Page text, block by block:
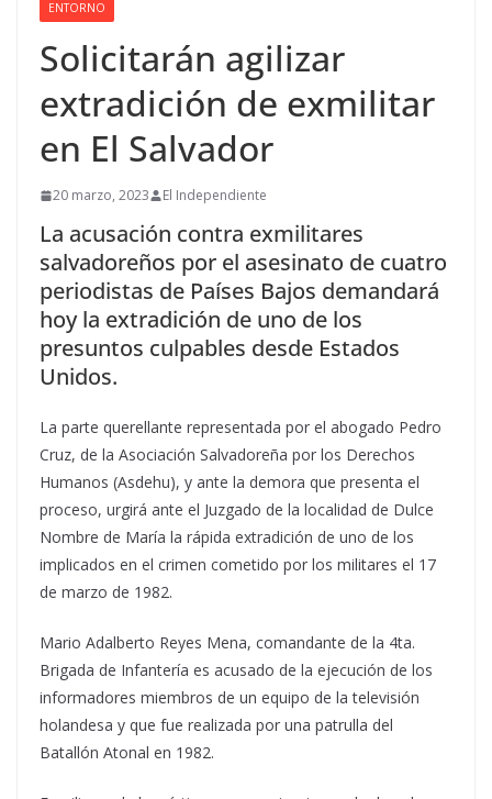
ENTORNO
Solicitarán agilizar
extradición de exmilitar
en El Salvador
20 marzo, 2023 El Independiente
La acusación contra exmilitares
salvadoreños por el asesinato de cuatro
periodistas de Países Bajos demandará
hoy la extradición de uno de los
presuntos culpables desde Estados
Unidos.
La parte querellante representada por el abogado Pedro
Cruz, de la Asociación Salvadoreña por los Derechos
Humanos (Asdehu), y ante la demora que presenta el
proceso, urgirá ante el Juzgado de la localidad de Dulce
Nombre de María la rápida extradición de uno de los
implicados en el crimen cometido por los militares el 17
de marzo de 1982.
Mario Adalberto Reyes Mena, comandante de la 4ta.
Brigada de Infantería es acusado de la ejecución de los
informadores miembros de un equipo de la televisión
holandesa y que fue realizada por una patrulla del
Batallón Atonal en 1982.